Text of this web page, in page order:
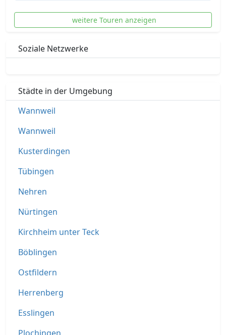
weitere Touren anzeigen
Soziale Netzwerke
Städte in der Umgebung
Wannweil
Wannweil
Kusterdingen
Tübingen
Nehren
Nürtingen
Kirchheim unter Teck
Böblingen
Ostfildern
Herrenberg
Esslingen